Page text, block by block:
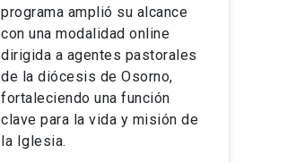
programa amplió su alcance
con una modalidad online
dirigida a agentes pastorales
de la diócesis de Osorno,
fortaleciendo una función
clave para la vida y misión de
la Iglesia.